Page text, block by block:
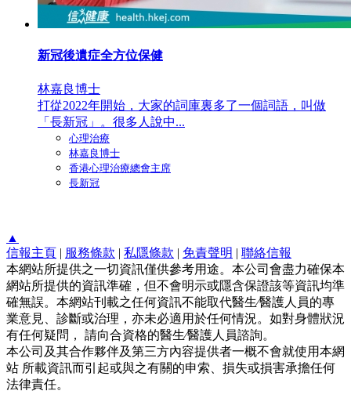
新冠後遺症全方位保健
林嘉良博士
打從2022年開始，大家的詞庫裏多了一個詞語，叫做
「長新冠」。很多人說中...
心理治療
林嘉良博士
香港心理治療總會主席
長新冠
▲
信報主頁 | 服務條款 | 私隱條款 | 免責聲明 | 聯絡信報
本網站所提供之一切資訊僅供參考用途。本公司會盡力確保本
網站所提供的資訊準確，但不會明示或隱含保證該等資訊均準
確無誤。本網站刊載之任何資訊不能取代醫生∕醫護人員的專
業意見、診斷或治理，亦未必適用於任何情況。如對身體狀況
有任何疑問， 請向合資格的醫生∕醫護人員諮詢。
本公司及其合作夥伴及第三方內容提供者一概不會就使用本網
站 所載資訊而引起或與之有關的申索、損失或損害承擔任何
法律責任。